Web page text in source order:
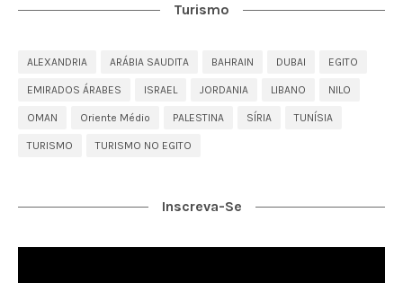
Turismo
ALEXANDRIA ARÁBIA SAUDITA BAHRAIN DUBAI EGITO
EMIRADOS ÁRABES ISRAEL JORDANIA LIBANO NILO
OMAN Oriente Médio PALESTINA SÍRIA TUNÍSIA
TURISMO TURISMO NO EGITO
Inscreva-Se